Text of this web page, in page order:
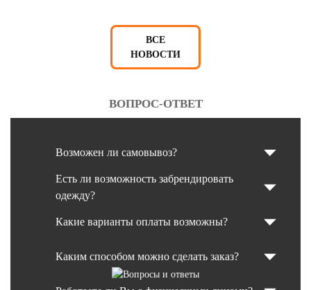
ВСЕ
НОВОСТИ
ВОПРОС-ОТВЕТ
Возможен ли самовывоз?
Есть ли возможность забрендировать
одежду?
Какие варианты оплаты возможны?
Каким способом можно сделать заказ?